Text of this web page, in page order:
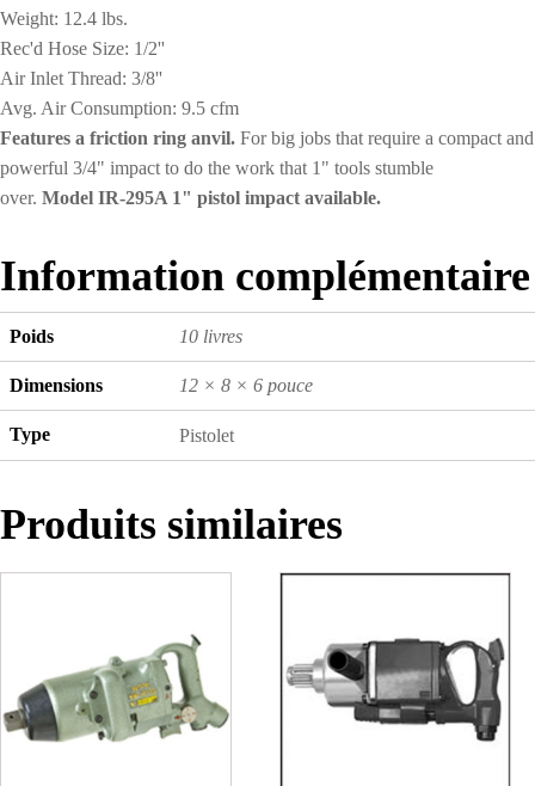
Weight: 12.4 lbs.
Rec'd Hose Size: 1/2''
Air Inlet Thread: 3/8''
Avg. Air Consumption: 9.5 cfm
Features a friction ring anvil. For big jobs that require a compact and
powerful 3/4" impact to do the work that 1" tools stumble
over. Model IR-295A 1" pistol impact available.
Information complémentaire
Poids 10 livres
Dimensions 12 × 8 × 6 pouce
Type Pistolet
Produits similaires